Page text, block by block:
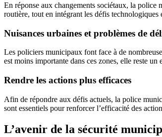
En réponse aux changements sociétaux, la
routière, tout en intégrant les défis
Nuisances urbaines et problèmes de
Les policiers municipaux font face à de
est moins importante dans ces zones, elle reste un
Rendre les actions plus efficaces
Afin de répondre aux défis actuels, la police
sont essentiels pour renforcer l’efficacité des
L’avenir de la sécurité